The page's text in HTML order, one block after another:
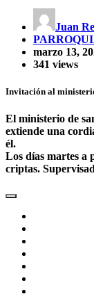
Juan
marzo 13,
341 views
Invitación al
El ministerio de
extiende una
él.
Los días martes a
criptas.